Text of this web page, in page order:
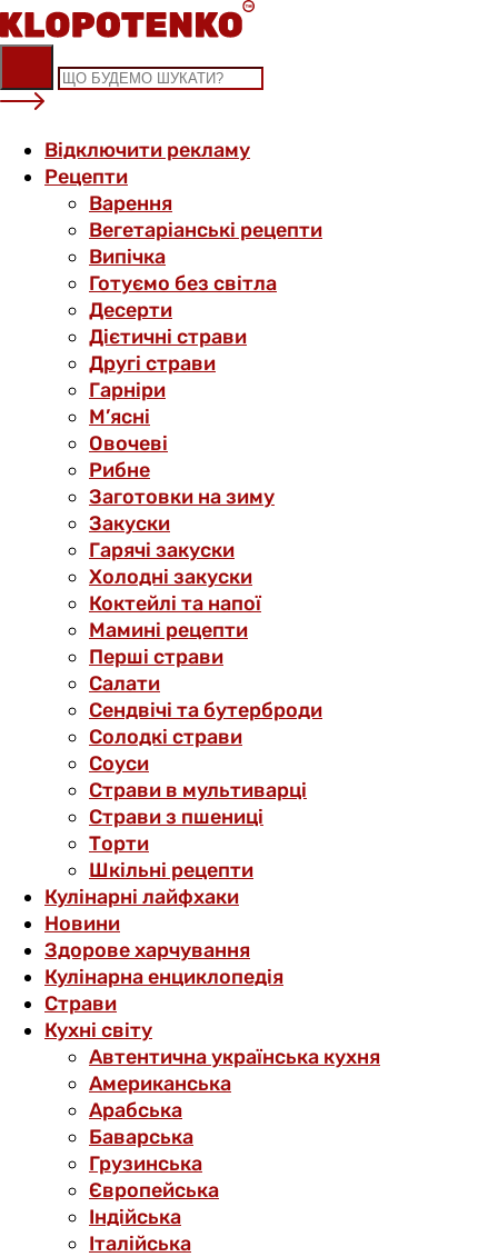
Skip
to
content
Відключити рекламу
Рецепти
Варення
Вегетаріанські рецепти
Випічка
Готуємо без світла
Десерти
Дієтичні страви
Другі страви
Гарніри
М’ясні
Овочеві
Рибне
Заготовки на зиму
Закуски
Гарячі закуски
Холодні закуски
Коктейлі та напої
Мамині рецепти
Перші страви
Салати
Сендвічі та бутерброди
Солодкі страви
Соуси
Страви в мультиварці
Страви з пшениці
Торти
Шкільні рецепти
Кулінарні лайфхаки
Новини
Здорове харчування
Кулінарна енциклопедія
Страви
Кухні світу
Автентична українська кухня
Американська
Арабська
Баварська
Грузинська
Європейська
Індійська
Італійська